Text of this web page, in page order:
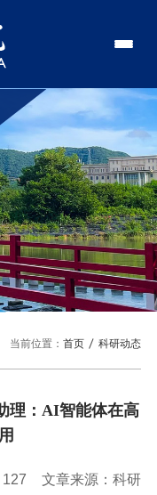
人才招聘
当前位置： 首页 科研动态
理：AI智能体在高
127
文章来源：科研